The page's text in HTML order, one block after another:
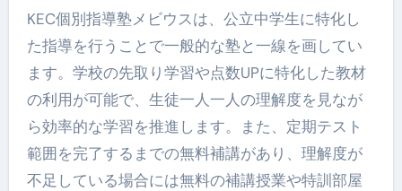
KEC個別指導塾メビウスは、公立中学生に特化し
た指導を行うことで一般的な塾と一線を画してい
ます。学校の先取り学習や点数UPに特化した教材
の利用が可能で、生徒一人一人の理解度を見なが
ら効率的な学習を推進します。また、定期テスト
範囲を完了するまでの無料補講があり、理解度が
不足している場合には無料の補講授業や特訓部屋